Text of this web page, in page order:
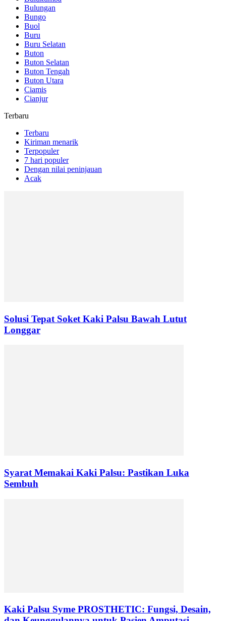
Bulungan
Bungo
Buol
Buru
Buru Selatan
Buton
Buton Selatan
Buton Tengah
Buton Utara
Ciamis
Cianjur
Terbaru
Terbaru
Kiriman menarik
Terpopuler
7 hari populer
Dengan nilai peninjauan
Acak
Solusi Tepat Soket Kaki Palsu Bawah Lutut
Longgar
Syarat Memakai Kaki Palsu: Pastikan Luka
Sembuh
Kaki Palsu Syme PROSTHETIC: Fungsi, Desain,